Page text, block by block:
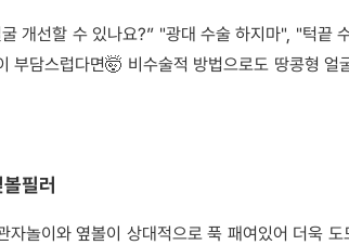
개선할 수 있나요?” "광대 수술 하지마", "턱끝
부담스럽다면🤯 비수술적 방법으로도 땅콩형 얼
필러
자놀이와 옆볼이 상대적으로 푹 패여있어 더욱 도